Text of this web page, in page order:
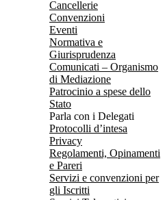
Cancellerie
Convenzioni
Eventi
Normativa e
Giurisprudenza
Comunicati – Organismo
di Mediazione
Patrocinio a spese dello
Stato
Parla con i Delegati
Protocolli d’intesa
Privacy
Regolamenti, Opinamenti
e Pareri
Servizi e convenzioni per
gli Iscritti